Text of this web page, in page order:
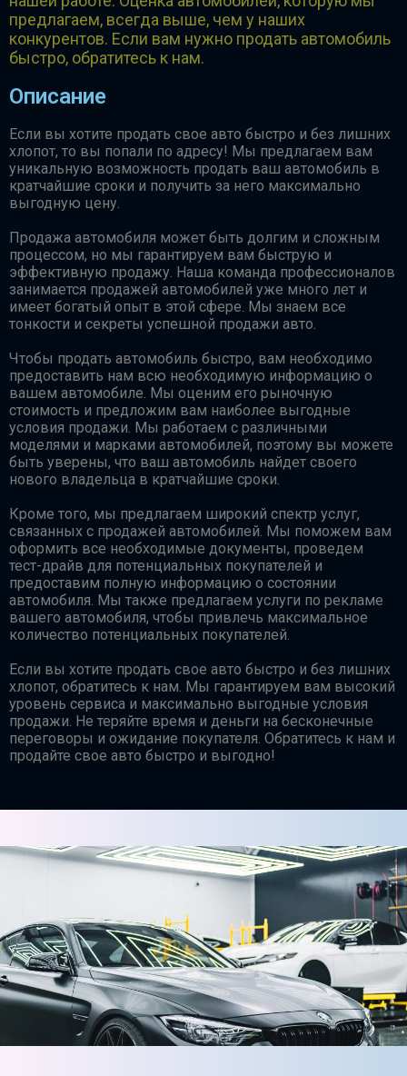
предлагаем, всегда выше, чем у наших
конкурентов. Если вам нужно продать автомобиль
быстро, обратитесь к нам.
Описание
Если вы хотите продать свое авто быстро и без лишних
хлопот, то вы попали по адресу! Мы предлагаем вам
уникальную возможность продать ваш автомобиль в
кратчайшие сроки и получить за него максимально
выгодную цену.
Продажа автомобиля может быть долгим и сложным
процессом, но мы гарантируем вам быструю и
эффективную продажу. Наша команда профессионалов
занимается продажей автомобилей уже много лет и
имеет богатый опыт в этой сфере. Мы знаем все
тонкости и секреты успешной продажи авто.
Чтобы продать автомобиль быстро, вам необходимо
предоставить нам всю необходимую информацию о
вашем автомобиле. Мы оценим его рыночную
стоимость и предложим вам наиболее выгодные
условия продажи. Мы работаем с различными
моделями и марками автомобилей, поэтому вы можете
быть уверены, что ваш автомобиль найдет своего
нового владельца в кратчайшие сроки.
Кроме того, мы предлагаем широкий спектр услуг,
связанных с продажей автомобилей. Мы поможем вам
оформить все необходимые документы, проведем
тест-драйв для потенциальных покупателей и
предоставим полную информацию о состоянии
автомобиля. Мы также предлагаем услуги по рекламе
вашего автомобиля, чтобы привлечь максимальное
количество потенциальных покупателей.
Если вы хотите продать свое авто быстро и без лишних
хлопот, обратитесь к нам. Мы гарантируем вам высокий
уровень сервиса и максимально выгодные условия
продажи. Не теряйте время и деньги на бесконечные
переговоры и ожидание покупателя. Обратитесь к нам и
продайте свое авто быстро и выгодно!